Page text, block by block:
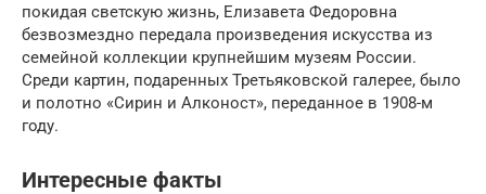
покидая светскую жизнь, Елизавета Федоровна
безвозмездно передала произведения искусства из
семейной коллекции крупнейшим музеям России.
Среди картин, подаренных Третьяковской галерее, было
и полотно «Сирин и Алконост», переданное в 1908-м
году.
Интересные факты